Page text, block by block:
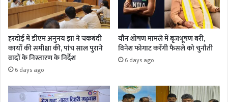
हरदोई में डीएम अनुनय झा ने चकबंदी
कार्यों की समीक्षा की, पांच साल पुराने
वादों के निस्तारण के निर्देश
6 days ago
यौन शोषण मामले में बृजभूषण बरी,
विनेश फोगाट करेंगी फैसले को चुनौती
6 days ago